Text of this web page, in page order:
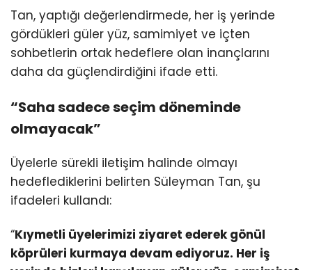
Tan, yaptığı değerlendirmede, her iş yerinde
gördükleri güler yüz, samimiyet ve içten
sohbetlerin ortak hedeflere olan inançlarını
daha da güçlendirdiğini ifade etti.
“Saha sadece seçim döneminde
olmayacak”
Üyelerle sürekli iletişim halinde olmayı
hedeflediklerini belirten Süleyman Tan, şu
ifadeleri kullandı:
“Kıymetli üyelerimizi ziyaret ederek gönül
köprüleri kurmaya devam ediyoruz. Her iş